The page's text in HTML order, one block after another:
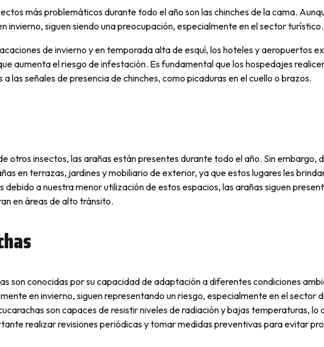
más problemáticos durante todo el año son las chinches de la cama.
invierno, siguen siendo una preocupación, especialmente en el sector turístico.
de invierno y en temporada alta de esquí, los hoteles y aeropuertos
aumenta el riesgo de infestación. Es fundamental que los hospedajes
las señales de presencia de chinches, como picaduras en el cuello o brazos.
otros insectos, las arañas están presentes durante todo el año. Sin embargo,
en terrazas, jardines y mobiliario de exterior, ya que estos lugares les
debido a nuestra menor utilización de estos espacios, las arañas siguen
en áreas de alto tránsito.
son conocidas por su capacidad de adaptación a diferentes condiciones
en invierno, siguen representando un riesgo, especialmente en el sector
son capaces de resistir niveles de radiación y bajas temperaturas,
realizar revisiones periódicas y tomar medidas preventivas para evitar